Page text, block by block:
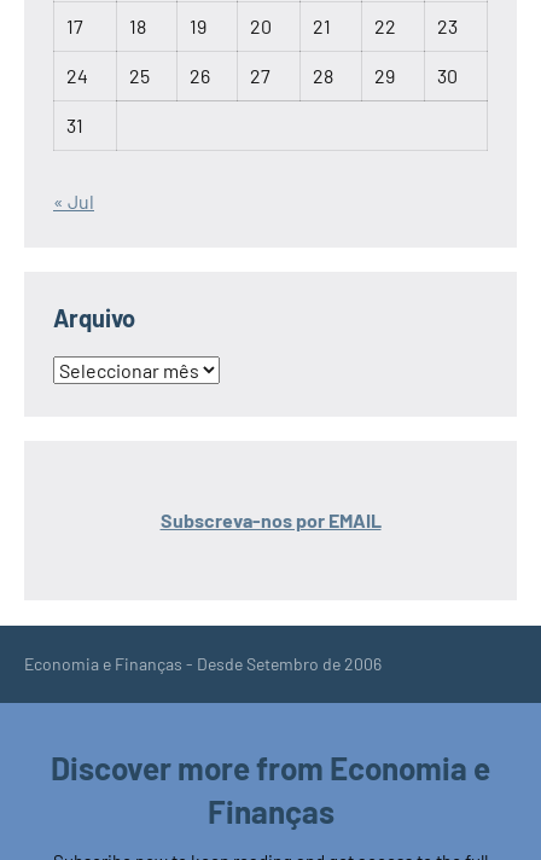
17 18 19 20 21 22 23
24 25 26 27 28 29 30
31
« Jul
Arquivo
Arquivo
Subscreva-nos por EMAIL
Economia e Finanças - Desde Setembro de 2006
Discover more from Economia e
Finanças